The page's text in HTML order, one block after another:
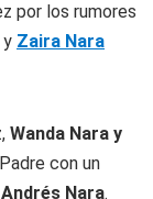
por los rumores
y Zaira Nara
Wanda Nara y
con un
Andrés Nara.